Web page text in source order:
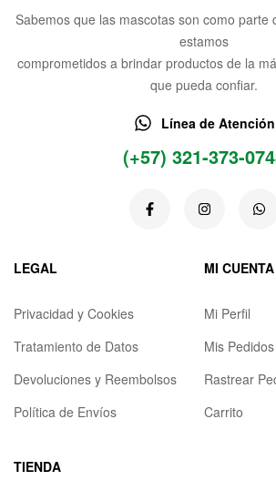
Sabemos que las mascotas son como parte
estamos
comprometidos a brindar productos de la
que pueda confiar.
Línea de Atención
(+57) 321-373-
LEGAL
Privacidad y Cookies
Tratamiento de Datos
Devoluciones y Reembolsos
Política de Envíos
MI CUENTA
Mi Perfil
Mis Pedidos
Rastrear
Carrito
TIENDA